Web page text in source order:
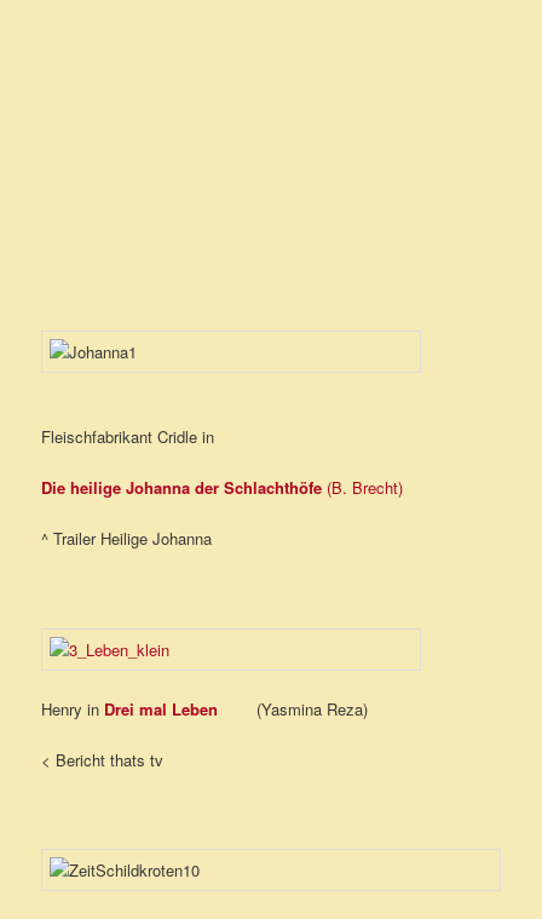
Fleischfabrikant Cridle in
Die heilige Johanna der Schlachthöfe (B. Brecht)
^ Trailer Heilige Johanna
Henry in Drei mal Leben (Yasmina Reza)
< Bericht thats tv